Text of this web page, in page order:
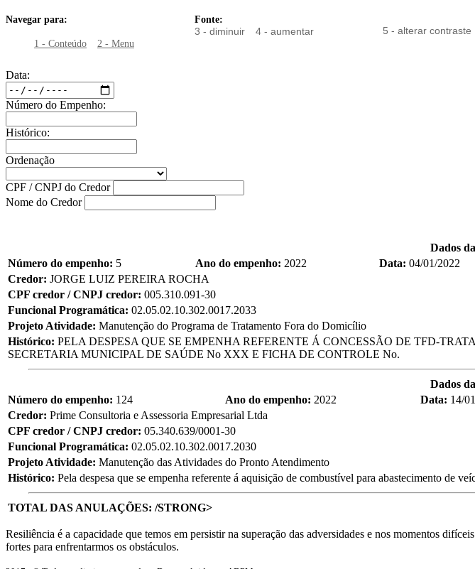
Navegar para:
1 - Conteúdo 2 - Menu
Fonte:
3 - diminuir 4 - aumentar 5 - alterar contraste
Data:
Número do Empenho:
Histórico:
Ordenação
CPF / CNPJ do Credor
Nome do Credor
Dados
Número do empenho: 5 Ano do empenho: 2022 Data: 04/01/2022
Credor: JORGE LUIZ PEREIRA ROCHA
CPF credor / CNPJ credor: 005.310.091-30
Funcional Programática: 02.05.02.10.302.0017.2033
Projeto Atividade: Manutenção do Programa de Tratamento Fora do Domicílio
Histórico: PELA DESPESA QUE SE EMPENHA REFERENTE Á CONCESSÃO DE TFD-
SECRETARIA MUNICIPAL DE SAÚDE No XXX E FICHA DE CONTROLE No.
Dados
Número do empenho: 124 Ano do empenho: 2022 Data: 14/
Credor: Prime Consultoria e Assessoria Empresarial Ltda
CPF credor / CNPJ credor: 05.340.639/0001-30
Funcional Programática: 02.05.02.10.302.0017.2030
Projeto Atividade: Manutenção das Atividades do Pronto Atendimento
Histórico: Pela despesa que se empenha referente á aquisição de combustível para abastecimento de
TOTAL DAS ANULAÇÕES: /STRONG>
Resiliência é a capacidade que temos em persistir na superação das adversidades e nos momentos
fortes para enfrentarmos os obstáculos.